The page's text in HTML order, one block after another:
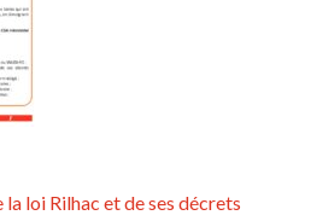
loi Rilhac et de ses décrets